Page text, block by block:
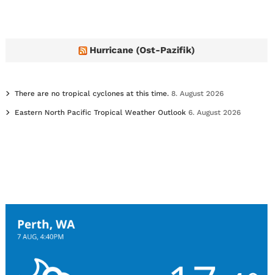
Hurricane (Ost-Pazifik)
There are no tropical cyclones at this time. 8. August 2026
Eastern North Pacific Tropical Weather Outlook 6. August 2026